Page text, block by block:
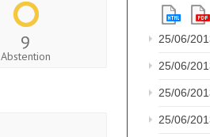
9
Abstention
25/06/
25/06/
25/06/
25/06/